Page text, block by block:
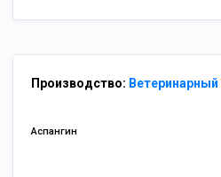
Производство:
Аспангин